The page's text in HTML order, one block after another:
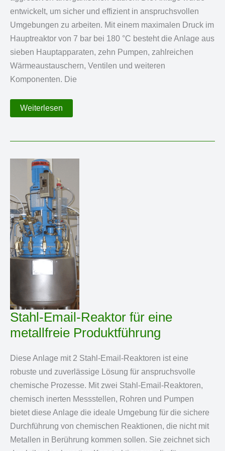
entwickelt, um sicher und effizient in anspruchsvollen
Umgebungen zu arbeiten. Mit einem maximalen Druck im
Hauptreaktor von 7 bar bei 180 °C besteht die Anlage aus
sieben Hauptapparaten, zehn Pumpen, zahlreichen
Wärmeaustauschern, Ventilen und weiteren
Komponenten. Die
Metallfreie
Anlage
von
aggressiven
Säure
Weiterlesen
Stahl-Email-Reaktor für eine
metallfreie Produktführung
Diese Anlage mit 2 Stahl-Email-Reaktoren ist eine
robuste und zuverlässige Lösung für anspruchsvolle
chemische Prozesse. Mit zwei Stahl-Email-Reaktoren,
chemisch inerten Messstellen, Rohren und Pumpen
bietet diese Anlage die ideale Umgebung für die sichere
Durchführung von chemischen Reaktionen, die nicht mit
Metallen in Berührung kommen sollen. Sie zeichnet sich